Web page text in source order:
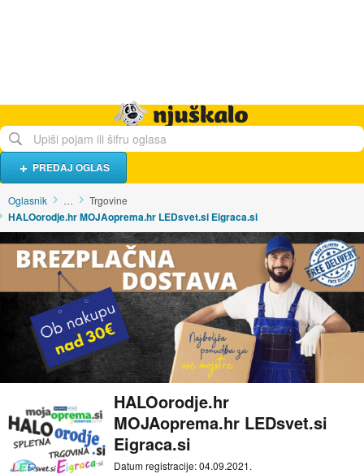
PREDAJ OGLAS
Oglasnik … Trgovine
HALOorodje.hr MOJAoprema.hr LEDsvet.si Eigraca.si
HALOorodje.hr
MOJAoprema.hr LEDsvet.si
Eigraca.si
Datum registracije: 04.09.2021.